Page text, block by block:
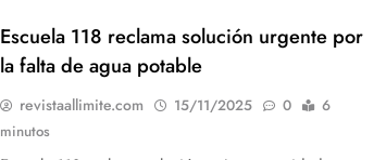
Escuela 118 reclama solución urgente por
la falta de agua potable
revistaallimite.com 15/11/2025 0
6
minutos